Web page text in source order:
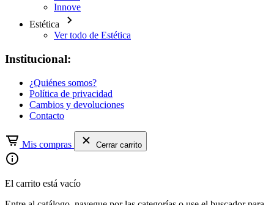
Innove
Estética
Ver todo de Estética
Institucional:
¿Quiénes somos?
Política de privacidad
Cambios y devoluciones
Contacto
Mis compras Cerrar carrito
El carrito está vacío